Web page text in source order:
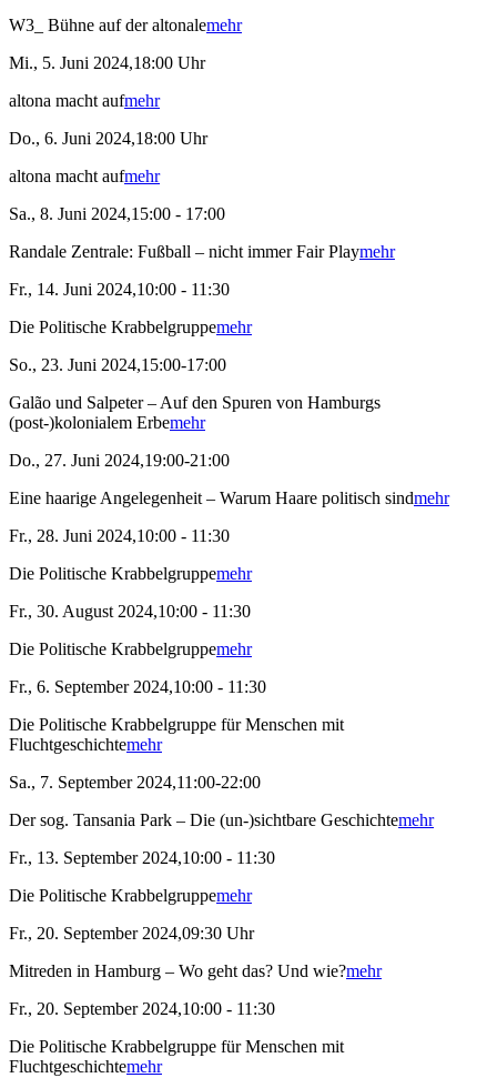
W3_ Bühne auf der altonalemehr
Mi., 5. Juni 2024,18:00 Uhr
altona macht aufmehr
Do., 6. Juni 2024,18:00 Uhr
altona macht aufmehr
Sa., 8. Juni 2024,15:00 - 17:00
Randale Zentrale: Fußball – nicht immer Fair Playmehr
Fr., 14. Juni 2024,10:00 - 11:30
Die Politische Krabbelgruppemehr
So., 23. Juni 2024,15:00-17:00
Galão und Salpeter – Auf den Spuren von Hamburgs
(post-)kolonialem Erbemehr
Do., 27. Juni 2024,19:00-21:00
Eine haarige Angelegenheit – Warum Haare politisch sindmehr
Fr., 28. Juni 2024,10:00 - 11:30
Die Politische Krabbelgruppemehr
Fr., 30. August 2024,10:00 - 11:30
Die Politische Krabbelgruppemehr
Fr., 6. September 2024,10:00 - 11:30
Die Politische Krabbelgruppe für Menschen mit
Fluchtgeschichtemehr
Sa., 7. September 2024,11:00-22:00
Der sog. Tansania Park – Die (un-)sichtbare Geschichtemehr
Fr., 13. September 2024,10:00 - 11:30
Die Politische Krabbelgruppemehr
Fr., 20. September 2024,09:30 Uhr
Mitreden in Hamburg – Wo geht das? Und wie?mehr
Fr., 20. September 2024,10:00 - 11:30
Die Politische Krabbelgruppe für Menschen mit
Fluchtgeschichtemehr